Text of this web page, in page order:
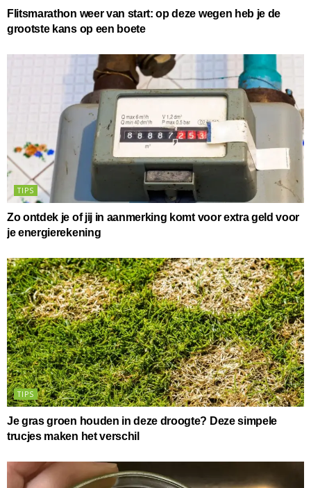
Flitsmarathon weer van start: op deze wegen heb je de
grootste kans op een boete
TIPS
Zo ontdek je of jij in aanmerking komt voor extra geld voor
je energierekening
TIPS
Je gras groen houden in deze droogte? Deze simpele
trucjes maken het verschil